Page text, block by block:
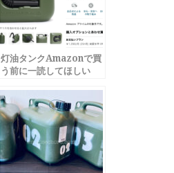
灯油タンクAmazonで買
う前に一読してほしい